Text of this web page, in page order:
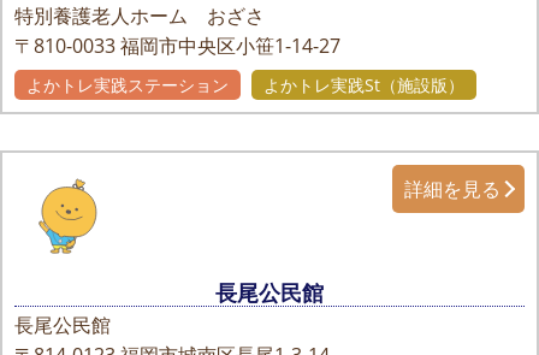
特別養護老人ホーム おざさ
〒810-0033福岡市中央区小笹1-14-27
よかトレ実践ステーション よかトレ実践St（施設版）
長尾公民館
長尾公民館
詳細を見る